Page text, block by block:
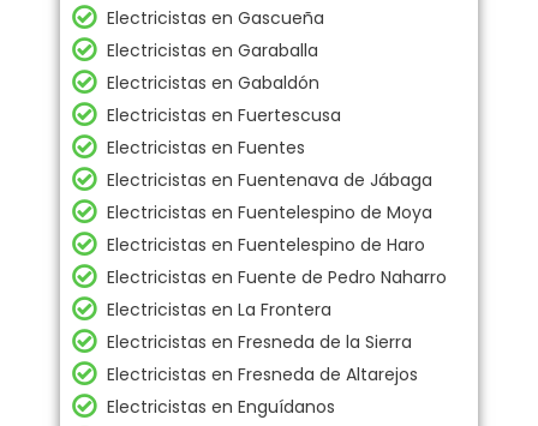
Electricistas en Gascueña
Electricistas en Garaballa
Electricistas en Gabaldón
Electricistas en Fuertescusa
Electricistas en Fuentes
Electricistas en Fuentenava de Jábaga
Electricistas en Fuentelespino de Moya
Electricistas en Fuentelespino de Haro
Electricistas en Fuente de Pedro Naharro
Electricistas en La Frontera
Electricistas en Fresneda de la Sierra
Electricistas en Fresneda de Altarejos
Electricistas en Enguídanos